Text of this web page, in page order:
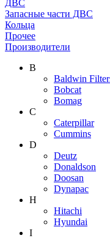
ДВС
Запасные части ДВС
Кольца
Прочее
Производители
B
Baldwin
Bobcat
Bomag
C
Caterpillar
Cummins
D
Deutz
Donaldson
Doosan
Dynapac
H
Hitachi
Hyundai
I